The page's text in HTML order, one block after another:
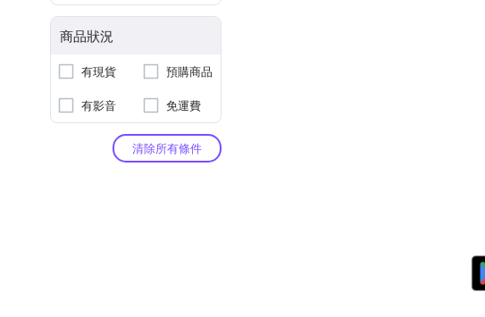
商品狀況
有現貨
預購商品
有影音
免運費
清除所有條件